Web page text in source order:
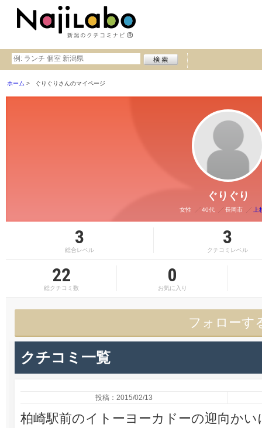
ホーム ぐりぐりさんのマイページ
ぐりぐり
女性 40代 長岡市
3
総合レベル
3
クチコミレベル
22
総クチコミ数
0
お気に入り
フォローす
クチコミ一覧
投稿：2015/02/13
柏崎駅前のイトーヨーカドーの迎向か